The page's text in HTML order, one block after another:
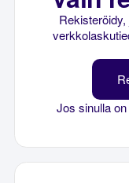
Jos sinulla